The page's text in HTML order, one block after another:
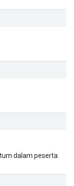
dalam peserta